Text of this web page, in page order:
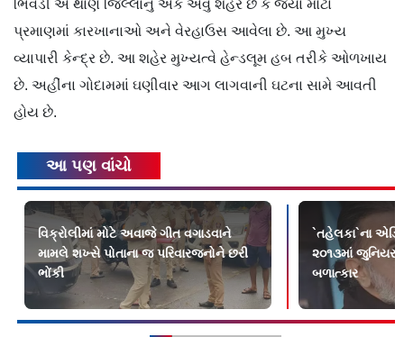
ભિવંડી એ થાણે જિલ્લાનું એક એવું શહેર છે કે જ્યાં મોટા
પ્રમાણમાં કારખાનાઓ અને વેરહાઉસ આવેલા છે. આ મુખ્ય
વ્યાપારી કેન્દ્ર છે. આ શહેર મુખ્યત્વે હેન્ડલૂમ હબ તરીકે ઓળખાય
છે. અહીંના ગોદામમાં ઘણીવાર આગ લાગવાની ઘટના સામે આવતી
હોય છે.
આ પણ વાંચો
વિક્રોલીમાં મોટે અવાજે ગીત વગાડવાને
મામલે શખ્સે પોતાના જ પરિવારજનોને છરી
ભોંકી
`તહેલકા`ના
૨૦૧૩માં જુનિયર
બળાત્કાર